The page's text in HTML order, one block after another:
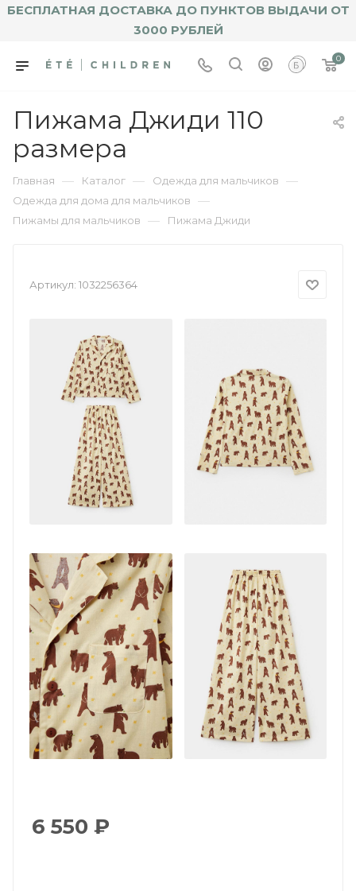
БЕСПЛАТНАЯ ДОСТАВКА ДО ПУНКТОВ ВЫДАЧИ ОТ
3000 РУБЛЕЙ
0
Пижама Джиди 110
размера
Главная — Каталог — Одежда для мальчиков —
Одежда для дома для мальчиков —
Пижамы для мальчиков — Пижама Джиди
Артикул: 1032256364
6 550 ₽